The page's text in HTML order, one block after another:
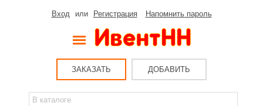
Вход или Регистрация Напомнить пароль
ЗАКАЗАТЬ ДОБАВИТЬ